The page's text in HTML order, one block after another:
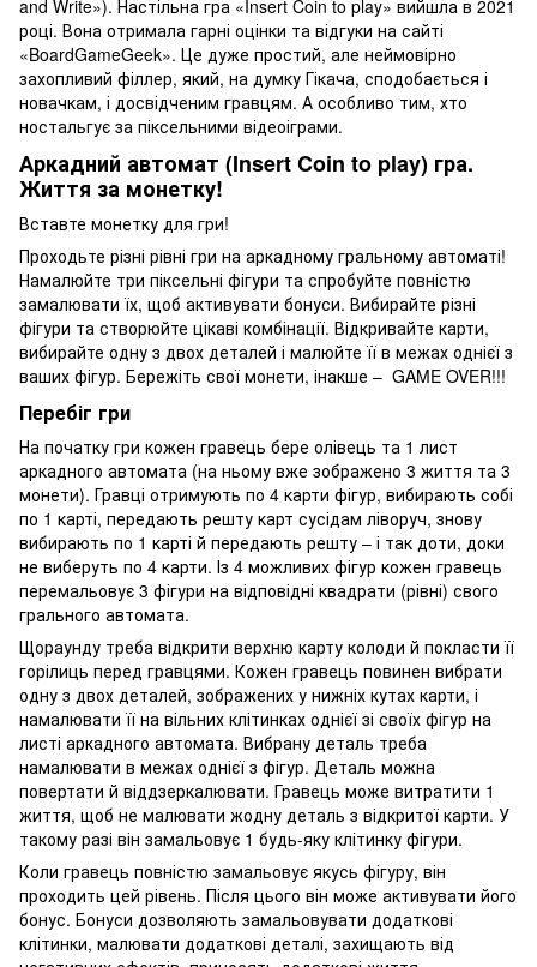
and Write»). Настільна гра «Insert Coin to play» вийшла в 2021
році. Вона отримала гарні оцінки та відгуки на сайті
«BoardGameGeek». Це дуже простий, але неймовірно
захопливий філлер, який, на думку Гікача, сподобається і
новачкам, і досвідченим гравцям. А особливо тим, хто
ностальгує за піксельними відеоіграми.
Аркадний автомат (Insert Coin to play) гра.
Життя за монетку!
Вставте монетку для гри!
Проходьте різні рівні гри на аркадному гральному автоматі!
Намалюйте три піксельні фігури та спробуйте повністю
замалювати їх, щоб активувати бонуси. Вибирайте різні
фігури та створюйте цікаві комбінації. Відкривайте карти,
вибирайте одну з двох деталей і малюйте її в межах однієї з
ваших фігур. Бережіть свої монети, інакше – GAME OVER!!!
Перебіг гри
На початку гри кожен гравець бере олівець та 1 лист
аркадного автомата (на ньому вже зображено 3 життя та 3
монети). Гравці отримують по 4 карти фігур, вибирають собі
по 1 карті, передають решту карт сусідам ліворуч, знову
вибирають по 1 карті й передають решту – і так доти, доки
не виберуть по 4 карти. Із 4 можливих фігур кожен гравець
перемальовує 3 фігури на відповідні квадрати (рівні) свого
грального автомата.
Щораунду треба відкрити верхню карту колоди й покласти її
горілиць перед гравцями. Кожен гравець повинен вибрати
одну з двох деталей, зображених у нижніх кутах карти, і
намалювати її на вільних клітинках однієї зі своїх фігур на
листі аркадного автомата. Вибрану деталь треба
намалювати в межах однієї з фігур. Деталь можна
повертати й віддзеркалювати. Гравець може витратити 1
життя, щоб не малювати жодну деталь з відкритої карти. У
такому разі він замальовує 1 будь-яку клітинку фігури.
Коли гравець повністю замальовує якусь фігуру, він
проходить цей рівень. Після цього він може активувати його
бонус. Бонуси дозволяють замальовувати додаткові
клітинки, малювати додаткові деталі, захищають від